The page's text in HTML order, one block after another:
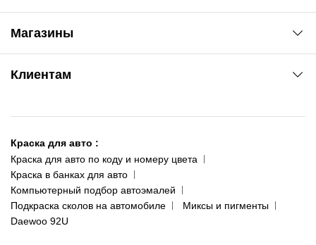
Магазины
ул. Рабочая, 2-а
093 611-39-23
(ориентир: Интайм №40)
Одесса
пр-т Акад. Глушко, 29
066 554-97-70
Клиентам
Доставка и оплата
Сотрудничество
Наши публикации
Публичная оферта
Политика конфиденциальности
Краска для авто :
Краска для авто по коду и номеру цвета
Краска в банках для авто
Компьютерный подбор автоэмалей
Подкраска сколов на автомобиле
Миксы и пигменты
Daewoo 92U